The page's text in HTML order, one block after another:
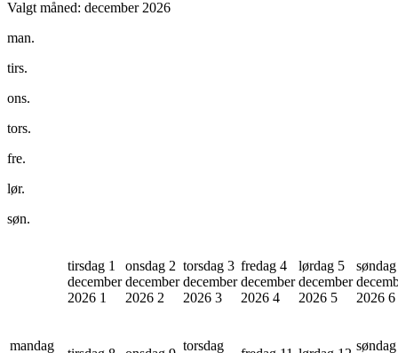
Valgt måned: december 2026
man.
tirs.
ons.
tors.
fre.
lør.
søn.
tirsdag 1
december
2026 1
onsdag 2
december
2026 2
torsdag 3
december
2026 3
fredag 4
december
2026 4
lørdag 5
december
2026 5
2026 6
mandag torsdag søndag